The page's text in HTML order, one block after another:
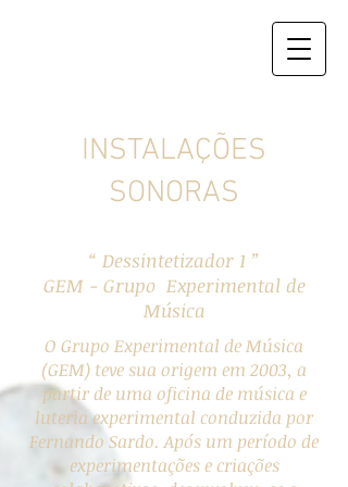
INSTALAÇÕES
SONORAS
“ Dessintetizador 1 ”
GEM - Grupo Experimental de
Música
O Grupo Experimental de Música
(GEM) teve sua origem em 2003, a
partir de uma oficina de música e
luteria experimental conduzida por
Fernando Sardo. Após um período de
experimentações e criações